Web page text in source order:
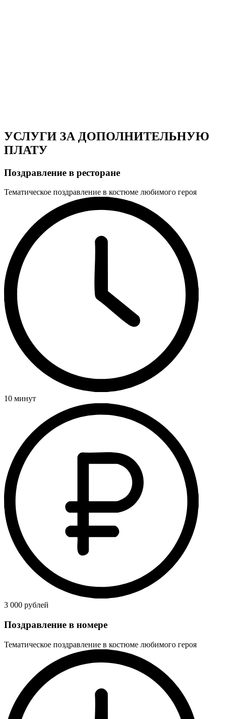
УСЛУГИ ЗА ДОПОЛНИТЕЛЬНУЮ
ПЛАТУ
Поздравление в ресторане
Тематическое поздравление в костюме любимого героя
10 минут
3 000 рублей
Поздравление в номере
Тематическое поздравление в костюме любимого героя